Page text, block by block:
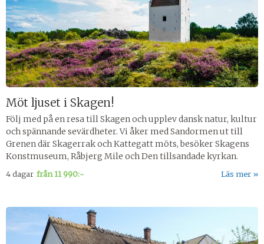
Möt ljuset i Skagen!
Följ med på en resa till Skagen och upplev dansk natur, kultur
och spännande sevärdheter. Vi åker med Sandormen ut till
Grenen där Skagerrak och Kattegatt möts, besöker Skagens
Konstmuseum, Råbjerg Mile och Den tillsandade kyrkan.
4 dagar från11 990:- Läs mer